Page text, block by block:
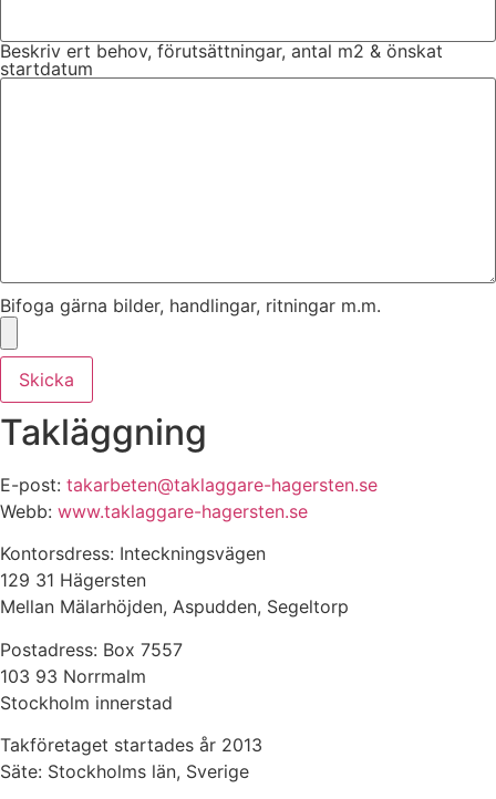
Beskriv ert behov, förutsättningar, antal m2 & önskat
startdatum
Bifoga gärna bilder, handlingar, ritningar m.m.
Skicka
Takläggning
E-post: takarbeten@taklaggare-hagersten.se
Webb: www.taklaggare-hagersten.se
Kontorsdress: Inteckningsvägen
129 31 Hägersten
Mellan Mälarhöjden, Aspudden, Segeltorp
Postadress: Box 7557
103 93 Norrmalm
Stockholm innerstad
Takföretaget startades år 2013
Säte: Stockholms län, Sverige